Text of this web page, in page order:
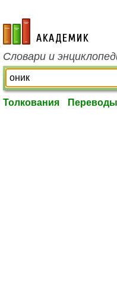
academic.ru
Словари и
Толкования Переводы